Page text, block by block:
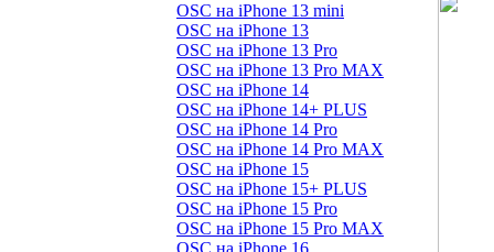
OSC на iPhone 13 mini
OSC на iPhone 13
OSC на iPhone 13 Pro
OSC на iPhone 13 Pro MAX
OSC на iPhone 14
OSC на iPhone 14+ PLUS
OSC на iPhone 14 Pro
OSC на iPhone 14 Pro MAX
OSC на iPhone 15
OSC на iPhone 15+ PLUS
OSC на iPhone 15 Pro
OSC на iPhone 15 Pro MAX
OSC на iPhone 16